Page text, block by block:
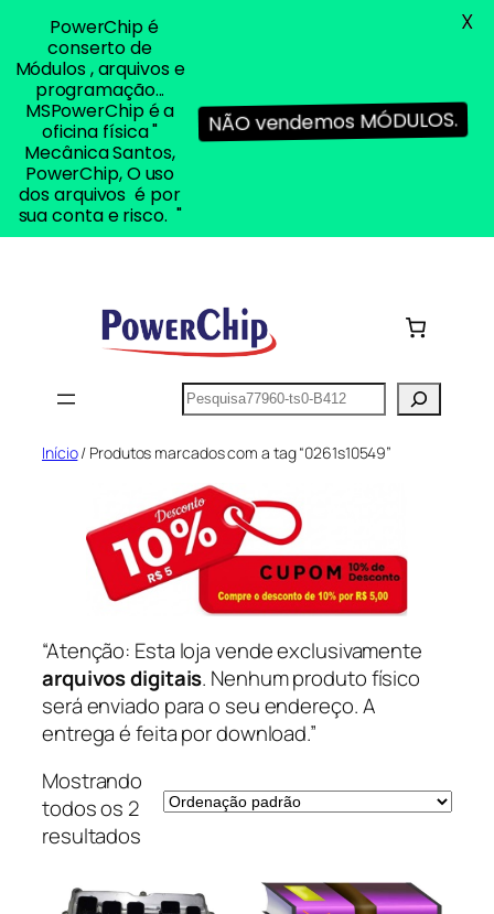
Pesquisar
Início/ Produtos marcados com a tag “0261s10549”
“Atenção: Esta loja vende exclusivamente
arquivos digitais. Nenhum produto físico
será enviado para o seu endereço. A
entrega é feita por download.”
Mostrando
todos os 2
resultados
PowerChip é
conserto de
Módulos , arquivos e
programação...
MSPowerChip é a
oficina física "
Mecânica Santos,
PowerChip, O uso
dos arquivos é por
sua conta e risco. "
NÃO vendemos MÓDULOS.
X